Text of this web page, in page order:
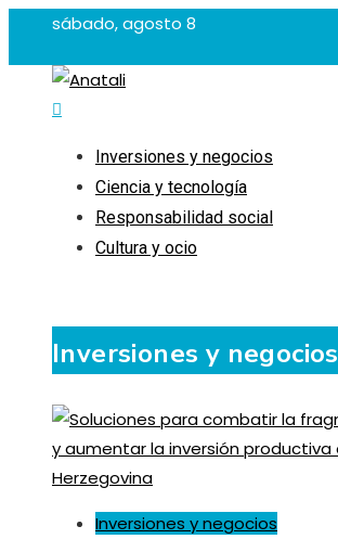
sábado, agosto 8
Inversiones y negocios
Ciencia y tecnología
Responsabilidad social
Cultura y ocio
Inversiones y negocios
Inversiones y negocios